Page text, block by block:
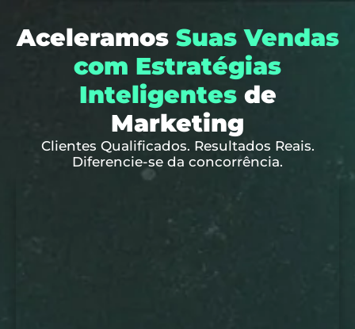
Aceleramos Suas Vendas
com Estratégias
Inteligentesde
Marketing
Clientes Qualificados. Resultados Reais.
Diferencie-se da concorrência.